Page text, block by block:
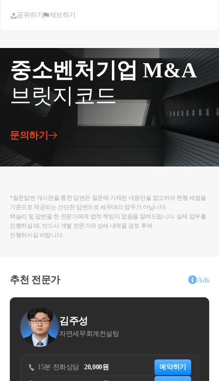
3. 인천주택은 취득일~양도일까지 2년이상 보유 및
거주를 하셔야 1세대 1주택 양도세 비과세를 적용받
도움이 되셨길 바랍니다. 감사합니다.
공유하기 제보하기
중소벤처기업 M&A
브릿지코드
문의하기
*질문답변 게시판을 통한 답변은 질문에 기재된 내용만을 참고하여 현행 세법을
기준으로 제공되는 간단한 답변으로 세무대리 업무가 아닙니다.
택슬리 및 답변을 한 전문가에게 법적 책임이 없음을 알려드립니다. 실제 업무를
진행하실 때, 반드시 개별 전문가와 상세 내역을 검토 후에
진행하시길 바랍니다.
추천 전문가 Ads
김주성
자연세무회계컨설팅
20,000원 예약하기 15분 전화상담